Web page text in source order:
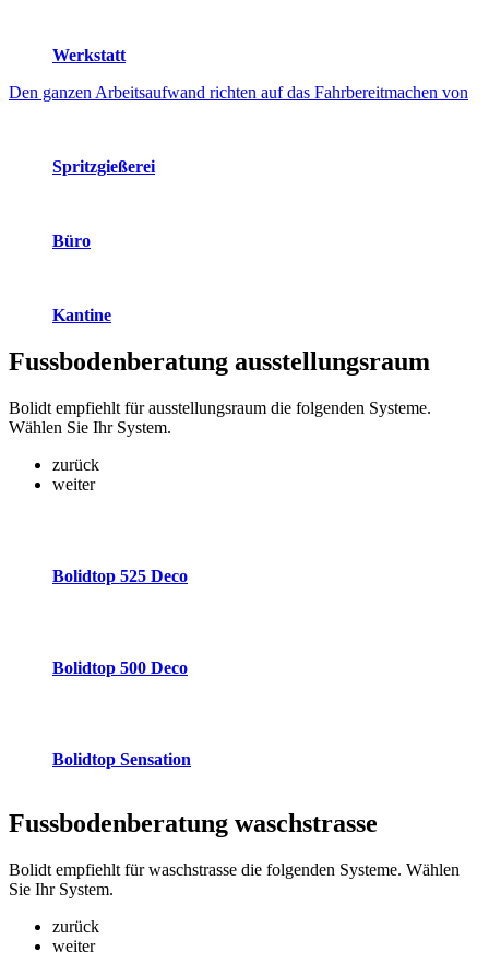
Werkstatt
Den ganzen Arbeitsaufwand richten auf das Fahrbereitmachen von
Spritzgießerei
Büro
Kantine
Fussbodenberatung ausstellungsraum
Bolidt empfiehlt für ausstellungsraum die folgenden Systeme.
Wählen Sie Ihr System.
zurück
weiter
Bolidtop 525 Deco
Bolidtop 500 Deco
Bolidtop Sensation
Fussbodenberatung waschstrasse
Bolidt empfiehlt für waschstrasse die folgenden Systeme. Wählen
Sie Ihr System.
zurück
weiter